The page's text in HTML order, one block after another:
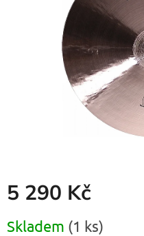
5 290 Kč
cena:
Skladem (1 ks)